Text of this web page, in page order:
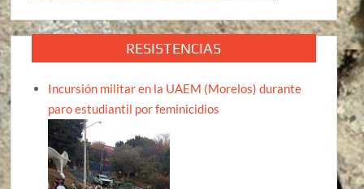
RESISTENCIAS
Incursión militar en la UAEM (Morelos) durante
paro estudiantil por feminicidios